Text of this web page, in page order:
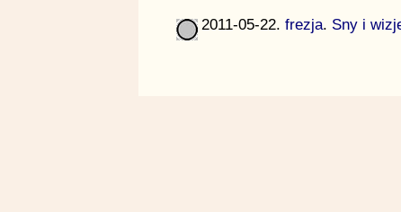
2011-05-22. frezja. Sny i